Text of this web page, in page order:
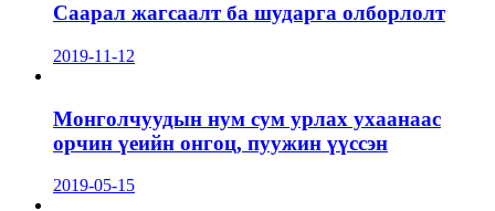
Саарал жагсаалт ба шударга олборлолт
2019-11-12
Монголчуудын нум сум урлах ухаанаас
орчин үеийн онгоц, пуужин үүссэн
2019-05-15